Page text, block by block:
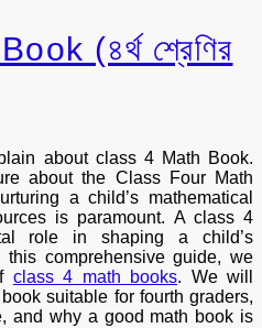
(৪র্থ শ্রেণির
about class 4 Math Book.
about the Class Four Math
a child’s mathematical
is paramount. A class 4
role in shaping a child’s
this comprehensive guide, we
class 4 math books. We will
suitable for fourth graders,
and why a good math book is